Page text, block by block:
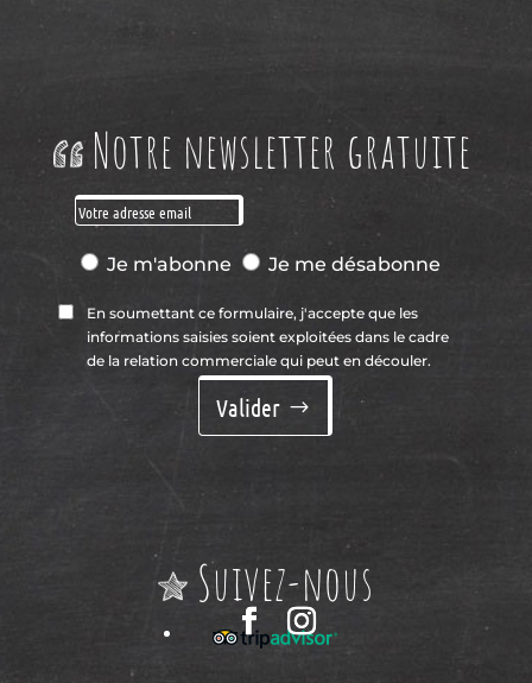
Notre newsletter gratuite
Je m'abonne Je me désabonne
En soumettant ce formulaire, j'accepte que les
informations saisies soient exploitées dans le cadre
de la relation commerciale qui peut en découler.
Valider
Suivez-nous